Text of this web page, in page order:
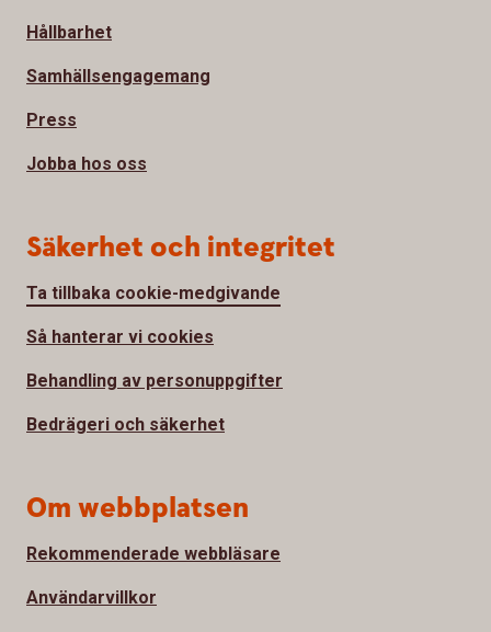
Hållbarhet
Samhällsengagemang
Press
Jobba hos oss
Säkerhet och integritet
Ta tillbaka cookie-medgivande
Så hanterar vi cookies
Behandling av personuppgifter
Bedrägeri och säkerhet
Om webbplatsen
Rekommenderade webbläsare
Användarvillkor